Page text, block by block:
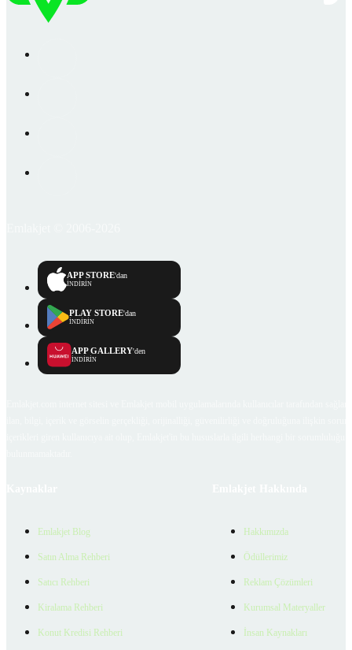
APP STORE'dan
İNDİRİN
PLAY STORE'dan
İNDİRİN
APP GALLERY'den
İNDİRİN
Emlakjet Blog
Satın Alma Rehberi
Satıcı Rehberi
Kiralama Rehberi
Konut Kredisi Rehberi
Hakkımızda
Ödüllerimiz
Reklam Çözümleri
Kurumsal Materyaller
İnsan Kaynakları